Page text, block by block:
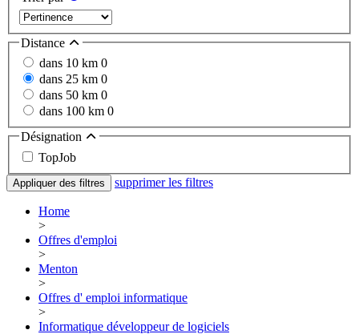
Distance
dans 10 km 0
dans 25 km 0
dans 50 km 0
dans 100 km 0
Désignation
TopJob
Appliquer des filtres supprimer les filtres
Home
>
Offres d'emploi
>
Menton
>
Offres d' emploi informatique
>
Informatique développeur de logiciels